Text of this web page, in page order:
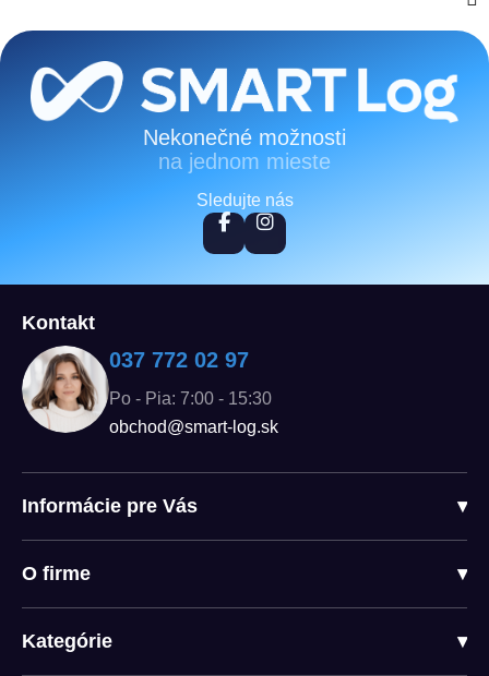
Zápätie
Nekonečné možnosti
na jednom mieste
Sledujte nás
Kontakt
037 772 02 97
Po - Pia: 7:00 - 15:30
obchod@smart-log.sk
Informácie pre Vás ▾
O firme ▾
Kategórie ▾